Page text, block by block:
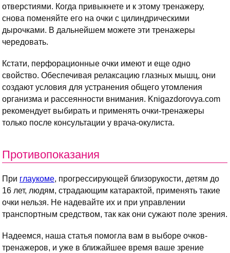
отверстиями. Когда привыкнете и к этому тренажеру,
снова поменяйте его на очки с цилиндрическими
дырочками. В дальнейшем можете эти тренажеры
чередовать.
Кстати, перфорационные очки имеют и еще одно
свойство. Обеспечивая релаксацию глазных мышц, они
создают условия для устранения общего утомления
организма и рассеянности внимания. Knigazdorovya.com
рекомендует выбирать и применять очки-тренажеры
только после консультации у врача-окулиста.
Противопоказания
При глаукоме, прогрессирующей близорукости, детям до
16 лет, людям, страдающим катарактой, применять такие
очки нельзя. Не надевайте их и при управлении
транспортным средством, так как они сужают поле зрения.
Надеемся, наша статья помогла вам в выборе очков-
тренажеров, и уже в ближайшее время ваше зрение